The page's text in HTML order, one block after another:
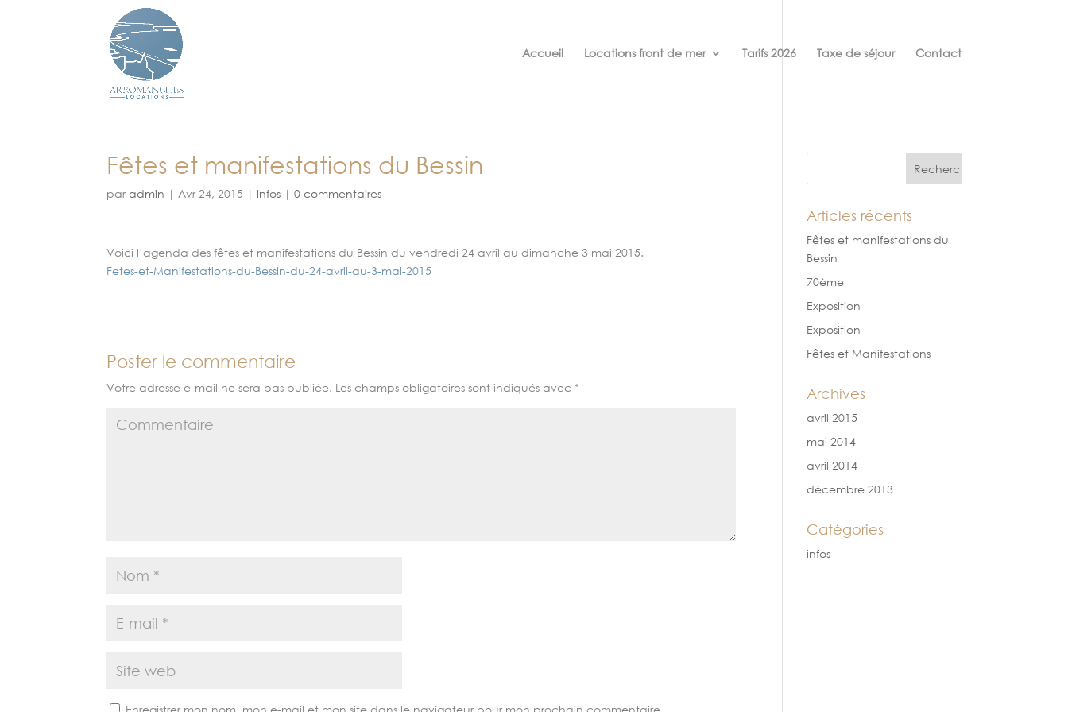
Accueil Locations front de mer Tarifs 2026 Taxe de séjour Contact
Fêtes et manifestations du Bessin
paradmin |Avr 24, 2015 |infos |0 commentaires
Voici l’agenda des fêtes et manifestations du Bessin du vendredi 24 avril au dimanche 3 mai 2015.
Fetes-et-Manifestations-du-Bessin-du-24-avril-au-3-mai-2015
Poster le commentaire
Votre adresse e-mail ne sera pas publiée. Les champs obligatoires sont indiqués avec *
Articles récents
Fêtes et manifestations du
Bessin
70ème
Exposition
Exposition
Fêtes et Manifestations
Archives
avril 2015
mai 2014
avril 2014
décembre 2013
Catégories
infos